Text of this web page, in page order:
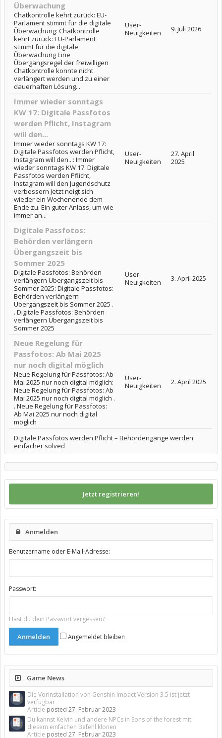
Überwachung
Chatkontrolle kehrt zurück: EU-
Parlament stimmt für die digitale
Überwachung: Chatkontrolle
kehrt zurück: EU-Parlament
stimmt für die digitale
Überwachung Eine
Übergangsregel der freiwilligen
Chatkontrolle konnte nicht
verlängert werden und zu einer
dauerhaften Lösung...
User-
Neuigkeiten
9. Juli 2026
Immer wieder sonntags
KW 17: Digitale Passfotos
werden Pflicht, Instagram
will den...
Immer wieder sonntags KW 17:
Digitale Passfotos werden Pflicht,
Instagram will den...: Immer
wieder sonntags KW 17: Digitale
Passfotos werden Pflicht,
Instagram will den Jugendschutz
verbessern Jetzt neigt sich
wieder ein Wochenende dem
Ende zu. Ein guter Anlass, um wie
immer an...
User-
Neuigkeiten
27. April
2025
Digitale Passfotos:
Behörden verlängern
Übergangszeit bis
Sommer 2025
Digitale Passfotos: Behörden
verlängern Übergangszeit bis
Sommer 2025: Digitale Passfotos:
Behörden verlängern
Übergangszeit bis Sommer 2025 .
. Digitale Passfotos: Behörden
verlängern Übergangszeit bis
Sommer 2025
User-
Neuigkeiten
3. April 2025
Neue Regelung für
Passfotos: Ab Mai 2025
nur noch digital möglich
Neue Regelung für Passfotos: Ab
Mai 2025 nur noch digital möglich:
Neue Regelung für Passfotos: Ab
Mai 2025 nur noch digital möglich .
. Neue Regelung für Passfotos:
Ab Mai 2025 nur noch digital
möglich
User-
Neuigkeiten
2. April 2025
Digitale Passfotos werden Pflicht – Behördengänge werden
einfacher solved
Jetzt registrieren!
Anmelden
Benutzername oder E-Mail-Adresse:
Passwort:
Hast du dein Passwort vergessen?
Angemeldet bleiben
Game News
Die Vorinstallation von Genshin Impact Version 3.5 ist jetzt
verfügbar
Article posted 27. Februar 2023
Du kannst Kelvin und andere NPCs in Sons of the forest mit
diesem einfachen Befehl klonen
Article posted 27. Februar 2023